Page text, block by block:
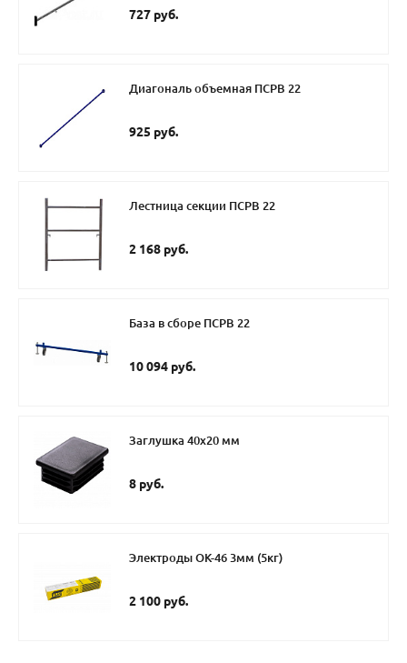
727 руб.
Диагональ объемная ПСРВ 22
925 руб.
Лестница секции ПСРВ 22
2 168 руб.
База в сборе ПСРВ 22
10 094 руб.
Заглушка 40х20 мм
8 руб.
Электроды ОК-46 3мм (5кг)
2 100 руб.